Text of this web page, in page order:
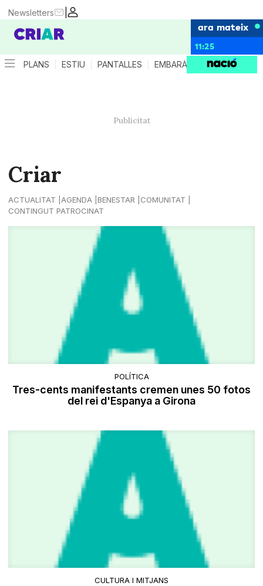
|
Newsletters
ara mateix
11:25
PLANS ESTIU PANTALLES EMBARÀS CRIANÇA
Criar
ACTUALITAT AGENDA BENESTAR
COMUNITAT
CONTINGUT PATROCINAT
POLÍTICA
Tres-cents manifestants cremen unes 50 fotos
del rei d'Espanya a Girona
CULTURA I MITJANS